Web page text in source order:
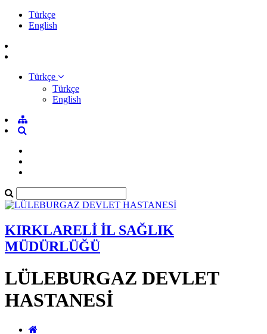
Türkçe
English
Türkçe
Türkçe
English
KIRKLARELİ İL SAĞLIK
MÜDÜRLÜĞÜ
LÜLEBURGAZ DEVLET
HASTANESİ